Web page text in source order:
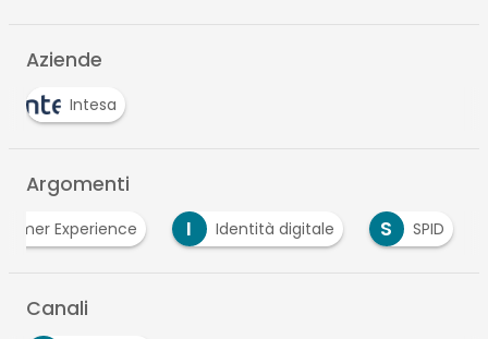
Aziende
Intesa
Argomenti
Experience I Identità digitale S SPID
Canali